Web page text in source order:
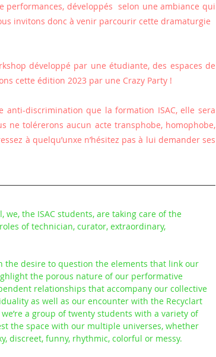
développés  selon une ambiance qui
invitons donc à venir parcourir cette dramaturgie
développé par une étudiante, des espaces de
cette édition 2023 par une Crazy Party !
anti-discrimination que la formation ISAC, elle sera
ne tolérerons aucun acte transphobe, homophobe,
à quelqu’unxe n’hésitez pas à lui demander ses
we, the ISAC students, are taking care of the
of technician, curator, extraordinary,
the desire to question the elements that link our
the porous nature of our performative
relationships that accompany our collective
as well as our encounter with the Recyclart
a group of twenty students with a variety of
the space with our multiple universes, whether
discreet, funny, rhythmic, colorful or messy.